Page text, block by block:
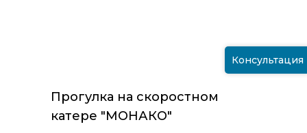
Прогулка на скоростном
катере "МОНАКО"
Консультация